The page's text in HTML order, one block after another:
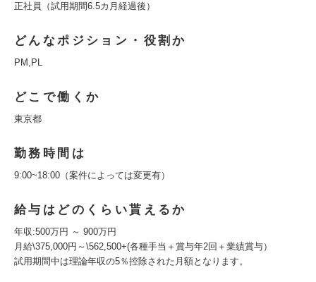
正社員（試用期間6.5カ月経過後）
どんなポジション・役割か
PM,PL
どこで働くか
東京都
勤務時間は
9:00~18:00（案件によっては変更有）
給与はどのくらい貰えるか
年収:500万円 ～ 900万円
月給\375,000円～\562,500+(各種手当＋賞与年2回＋業績賞与）
試用期間中は理論年収の5％控除された月額となります。